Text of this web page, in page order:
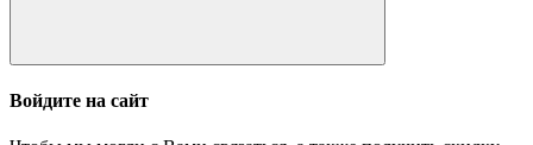
Войдите на сайт